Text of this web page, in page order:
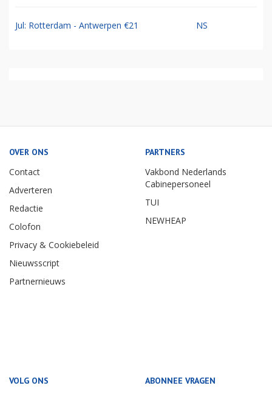
Jul: Rotterdam - Antwerpen €21 NS
OVER ONS
Contact
Adverteren
Redactie
Colofon
Privacy & Cookiebeleid
Nieuwsscript
Partnernieuws
PARTNERS
Vakbond Nederlands
Cabinepersoneel
TUI
NEWHEAP
VOLG ONS ABONNEE VRAGEN